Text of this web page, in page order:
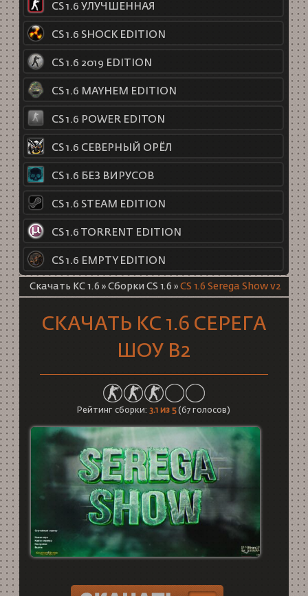
CS 1.6 УЛУЧШЕННАЯ
CS 1.6 SHOCK EDITION
CS 1.6 2019 EDITION
CS 1.6 MAYHEM EDITION
CS 1.6 POWER EDITON
CS 1.6 СЕВЕРНЫЙ ОРЁЛ
CS 1.6 БЕЗ ВИРУСОВ
CS 1.6 STEAM EDITION
CS 1.6 TORRENT EDITION
CS 1.6 EMPTY EDITION
Скачать КС 1.6 » Сборки CS 1.6 » CS 1.6 Serega Show v2
СКАЧАТЬ КС 1.6 СЕРЕГА
ШОУ В2
Рейтинг сборки:3.1 из 5(67 голосов)